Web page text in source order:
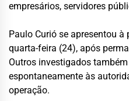
empresários, servidores
Paulo Curió se apresentou
quarta-feira (24), após
Outros investigados
espontaneamente às
operação.